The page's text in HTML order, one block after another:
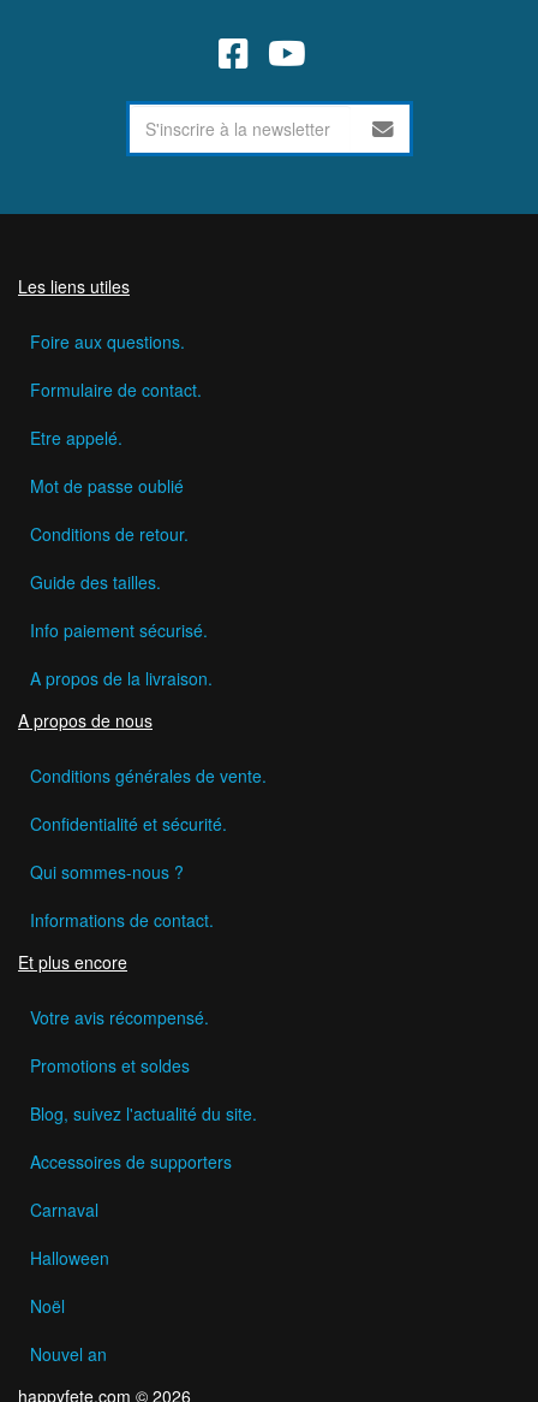
Les liens utiles
Foire aux questions.
Formulaire de contact.
Etre appelé.
Mot de passe oublié
Conditions de retour.
Guide des tailles.
Info paiement sécurisé.
A propos de la livraison.
A propos de nous
Conditions générales de vente.
Confidentialité et sécurité.
Qui sommes-nous ?
Informations de contact.
Et plus encore
Votre avis récompensé.
Promotions et soldes
Blog, suivez l'actualité du site.
Accessoires de supporters
Carnaval
Halloween
Noël
Nouvel an
happyfete.com © 2026